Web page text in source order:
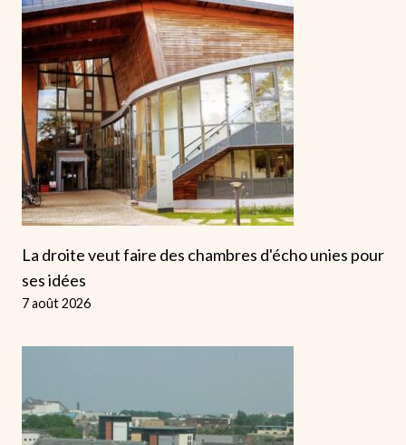
La droite veut faire des chambres d'écho unies pour
ses idées
7 août 2026